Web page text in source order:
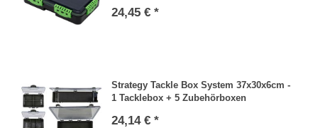
24,45 € *
Strategy Tackle Box System 37x30x6cm -
1 Tacklebox + 5 Zubehörboxen
24,14 € *